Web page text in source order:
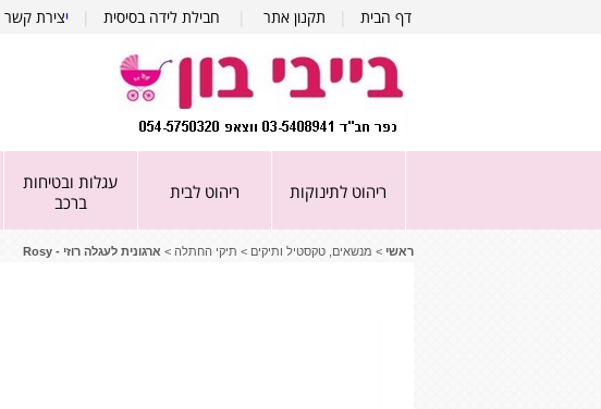
דף הבית תקנון אתר חבילת לידה בסיסית יצירת קשר
ריהוט לתינוקות ריהוט לבית
עגלות ובטיחות
ברכב
ראשי > מנשאים, טקסטיל ותיקים > תיקי החתלה > ארגונית לעגלה רוזי - Rosy